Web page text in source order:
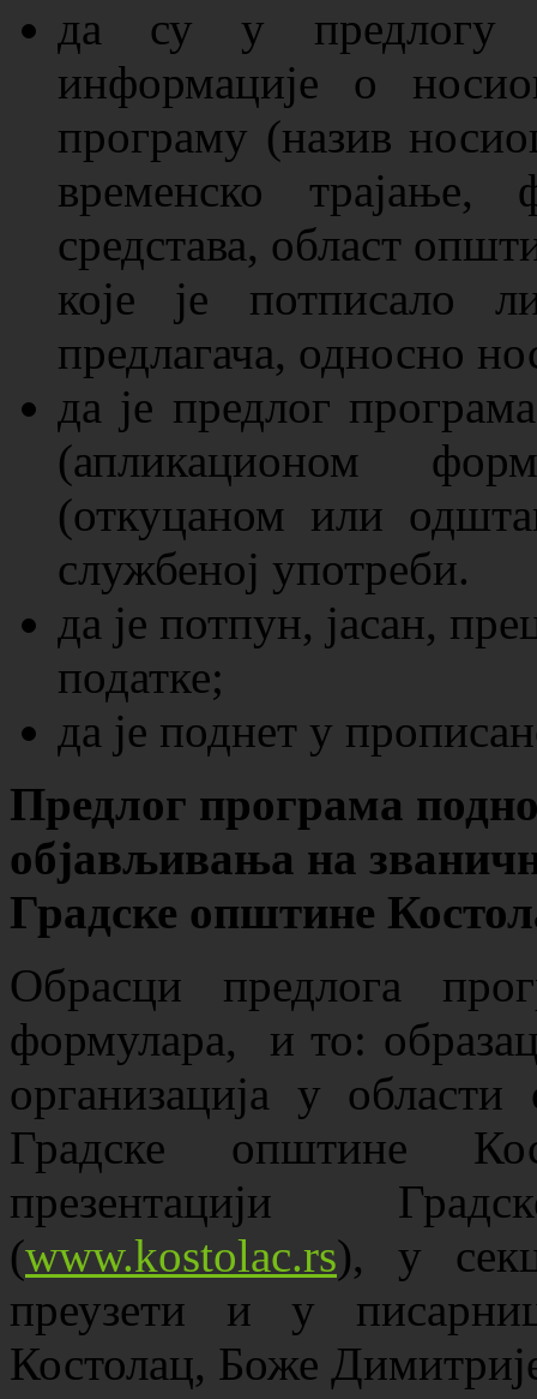
да су у предлогу
информације о
програму (назив
временско трајање,
средстава, област
које је потписало
предлагача, односно
да је предлог
(апликационом
(откуцаном или
службеној употреби.
да је потпун, јасан,
податке;
да је поднет у
Предлог програма
објављивања на
Градске општине
Обрасци предлога
формулара, и то:
организација у
Градске општине
презентацији
(www.kostolac.rs), у
преузети и у
Костолац, Боже